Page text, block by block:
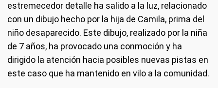
estremecedor detalle ha salido a la luz, relacionado
con un dibujo hecho por la hija de Camila, prima del
niño desaparecido. Este dibujo, realizado por la niña
de 7 años, ha provocado una conmoción y ha
dirigido la atención hacia posibles nuevas pistas en
este caso que ha mantenido en vilo a la comunidad.